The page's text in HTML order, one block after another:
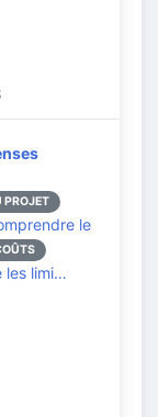
PROJET
le
les limi…